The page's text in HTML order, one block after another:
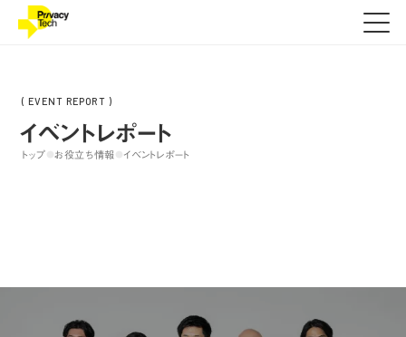
( EVENT REPORT )
イベントレポート
トップ お役立ち情報 イベントレポート